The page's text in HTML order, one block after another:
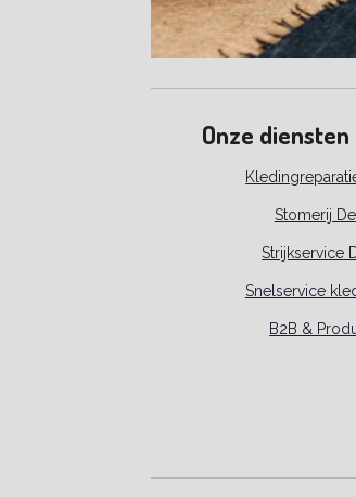
Onze
Stomerij
Strijkservice
Snelservice
B2B &